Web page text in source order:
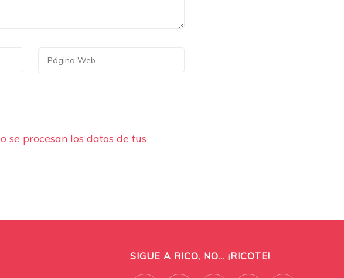
se procesan los datos de tus
SIGUE A RICO, NO... ¡RICOTE!